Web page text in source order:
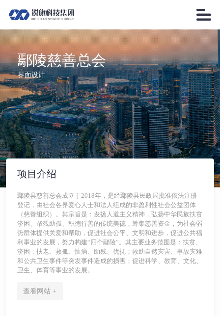

鄢陵慈善总会
界面设计
项目介绍
鄢陵县慈善总会成立于2018年，是经鄢陵县民政局批准依法注册
登记，由社会各界爱心人士和法人组成的非盈利性社会公益团体
（慈善组织）。其宗旨是：发扬人道主义精神，弘扬中华民族扶贫
济困、帮残助孤、积德行善的传统美德，筹集慈善资金，为社会弱
势群体提供关爱和帮助，促进社会公平、文明和进步，促进公共福
利事业的发展，努力构建“四个鄢陵”。其主要业务范围是：扶贫、
济困；扶老、救孤、恤病、助残、优抚；救助自然灾害、事故灾难
和公共卫生事件等突发事件造成的损害；促进科学、教育、文化、
卫生、体育等事业的发展。
查看网站 +
